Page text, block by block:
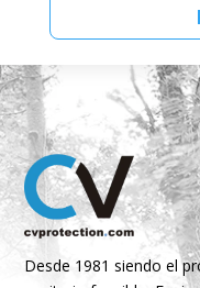
Desde 1981 siendo el